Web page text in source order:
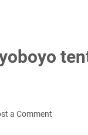
a Comment